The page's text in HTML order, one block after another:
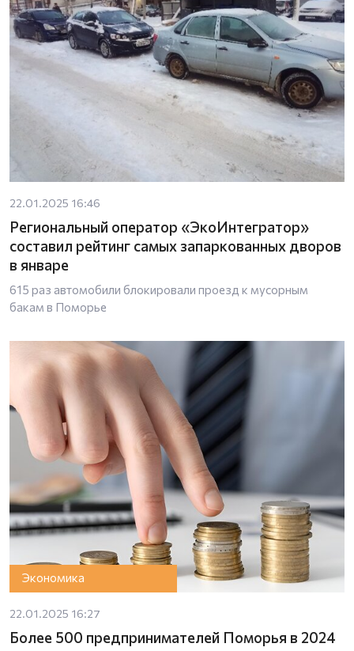
22.01.2025 16:46
Региональный оператор «ЭкоИнтегратор»
составил рейтинг самых запаркованных дворов
в январе
615 раз автомобили блокировали проезд к мусорным
бакам в Поморье
Экономика
22.01.2025 16:27
Более 500 предпринимателей Поморья в 2024